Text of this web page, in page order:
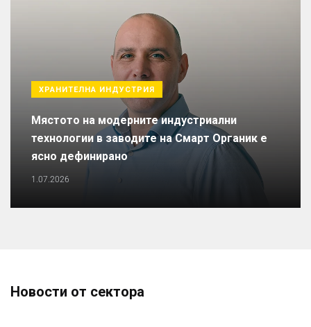
ХРАНИТЕЛНА ИНДУСТРИЯ
Мястото на модерните индустриални
технологии в заводите на Смарт Органик е
ясно дефинирано
1.07.2026
Новости от сектора